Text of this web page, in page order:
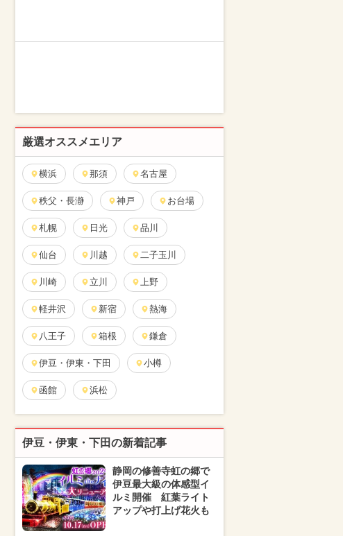
厳選オススメエリア
横浜 那須 名古屋
秩父・長瀞 神戸 お台場
札幌 日光 品川
仙台 川越 二子玉川
川崎 立川 上野
軽井沢 新宿 熱海
八王子 箱根 鎌倉
伊豆・伊東・下田 小樽
函館 浜松
伊豆・伊東・下田の新着記事
静岡の修善寺虹の郷で
伊豆最大級の体感型イ
ルミ開催 紅葉ライト
アップや打上げ花火も